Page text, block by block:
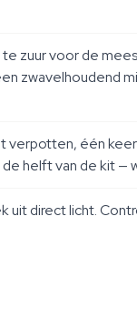
zuur voor de
zwavelhoudend
verpotten, één
helft van de kit
uit direct licht.